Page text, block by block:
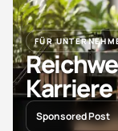
FÜR
Karriere
Sponsored Post